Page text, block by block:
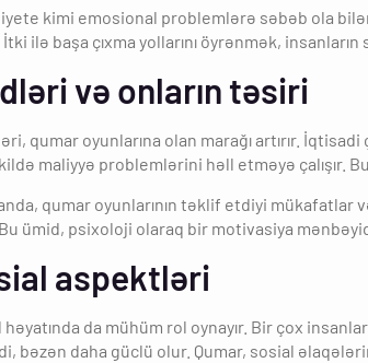
kimi emosional problemlərə səbəb ola bilər.
ilə başa çıxma yollarını öyrənmək, insanların
və onların təsiri
qumar oyunlarına olan marağı artırır.
maliyyə problemlərini həll etməyə çalışır.
qumar oyunlarının təklif etdiyi mükafatlar
ümid, psixoloji olaraq bir motivasiya
aspektləri
həyatında da mühüm rol oynayır. Bir çox
bəzən daha güclü olur. Qumar, sosial